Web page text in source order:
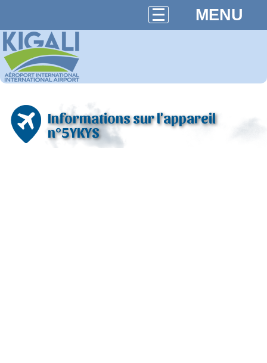
MENU
Informations sur l'appareil
n°5YKYS